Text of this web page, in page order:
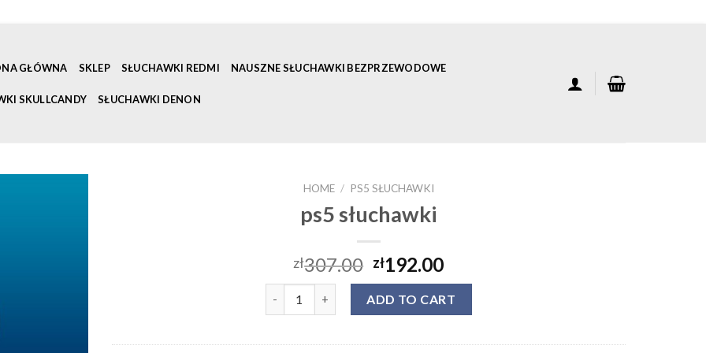
GŁÓWNA SKLEP SŁUCHAWKI REDMI NAUSZNE SŁUCHAWKI BEZPRZEWODOWE
SKULLCANDY SŁUCHAWKI DENON
HOME / PS5 SŁUCHAWKI
ps5 słuchawki
zł307.00 zł192.00
ADD TO CART